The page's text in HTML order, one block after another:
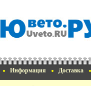
Информация Доставка